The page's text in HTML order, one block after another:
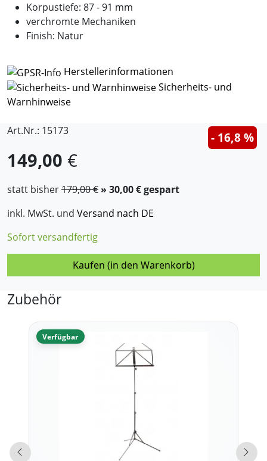
Korpustiefe: 87 - 91 mm
verchromte Mechaniken
Finish: Natur
Herstellerinformationen
Sicherheits- und
Warnhinweise
Art.Nr.: 15173
149,00 €
statt bisher179,00 € » 30,00 € gespart
- 16,8 %
inkl. MwSt. und Versand nach DE
Sofort versandfertig
Kaufen (in den Warenkorb)
Zubehör
Verfügbar